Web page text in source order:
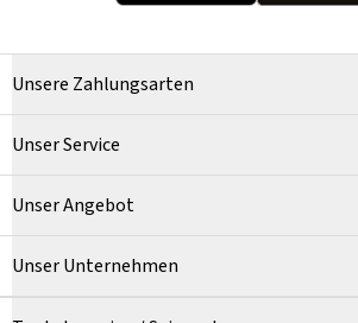
Unsere Zahlungsarten
Unser Service
Unser Angebot
Unser Unternehmen